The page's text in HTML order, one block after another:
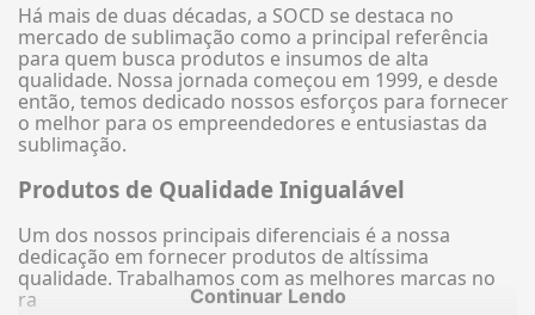
Há mais de duas décadas, a SOCD se destaca no
mercado de sublimação como a principal referência
para quem busca produtos e insumos de alta
qualidade. Nossa jornada começou em 1999, e desde
então, temos dedicado nossos esforços para fornecer
o melhor para os empreendedores e entusiastas da
sublimação.
Produtos de Qualidade Inigualável
Um dos nossos principais diferenciais é a nossa
dedicação em fornecer produtos de altíssima
qualidade. Trabalhamos com as melhores marcas no
ra
Continuar Lendo